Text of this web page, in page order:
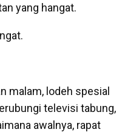
yang hangat.
malam, lodeh spesial
televisi tabung,
awalnya, rapat